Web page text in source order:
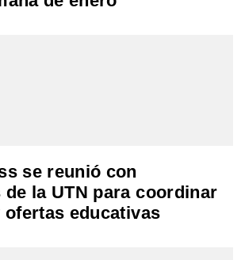
se reunió con
la UTN para coordinar
educativas